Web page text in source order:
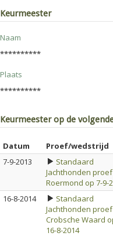
Keurmeester
Naam
**********
Plaats
**********
Keurmeester op de
Datum Proef/wedstrijd
7-9-2013
Standaard
Jachthonden proef
Roermond op 7-9-
16-8-2014
Standaard
Jachthonden proef
Crobsche Waard
16-8-2014